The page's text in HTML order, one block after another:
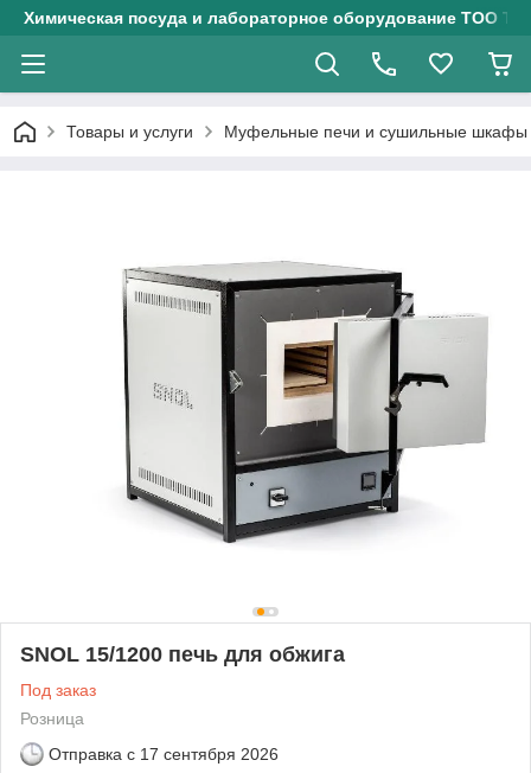
Химическая посуда и лабораторное оборудование ТОО
Товары и услуги Муфельные печи и сушильные шкафы
SNOL 15/1200 печь для обжига
Под заказ
Розница
Отправка с 17 сентября 2026